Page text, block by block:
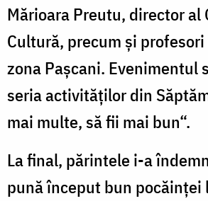
Mărioara Preutu, director al
Cultură, precum şi
zona Paşcani. Evenimentul
seria activităţilor din
mai multe, să fii mai bun“.
La final, părintele i-a
pună început bun pocăinţei